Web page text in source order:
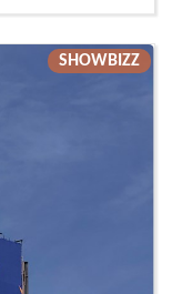
SHOWBIZZ